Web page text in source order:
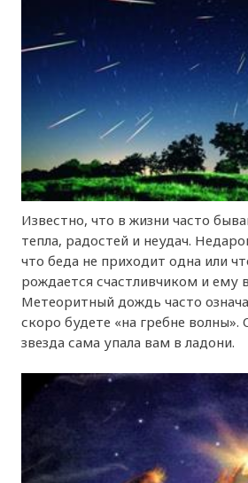
Известно, что в жизни часто
тепла, радостей и неудач.
что беда не приходит одна или
рождается счастливчиком и ему
Метеоритный дождь часто
скоро будете «на гребне волны».
звезда сама упала вам в ладони.